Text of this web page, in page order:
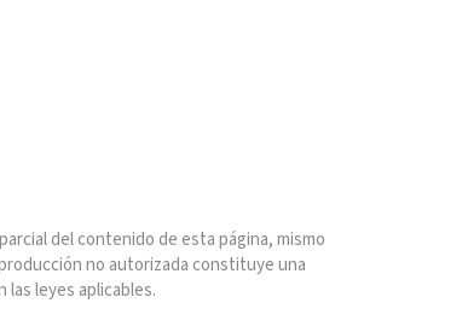
del contenido de esta página, mismo
no autorizada constituye una
leyes aplicables.